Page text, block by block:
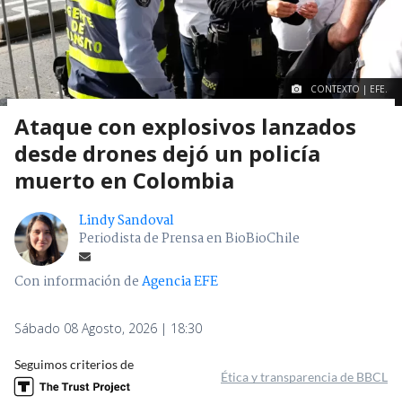
CONTEXTO | EFE.
Ataque con explosivos lanzados
desde drones dejó un policía
muerto en Colombia
Lindy Sandoval
Periodista de Prensa en BioBioChile
Con información deAgencia EFE
Sábado 08 Agosto, 2026 | 18:30
Seguimos criterios de
Ética y transparencia de BBCL